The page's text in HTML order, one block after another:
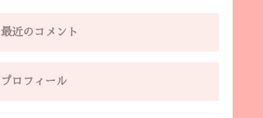
最近のコメント
プロフィール